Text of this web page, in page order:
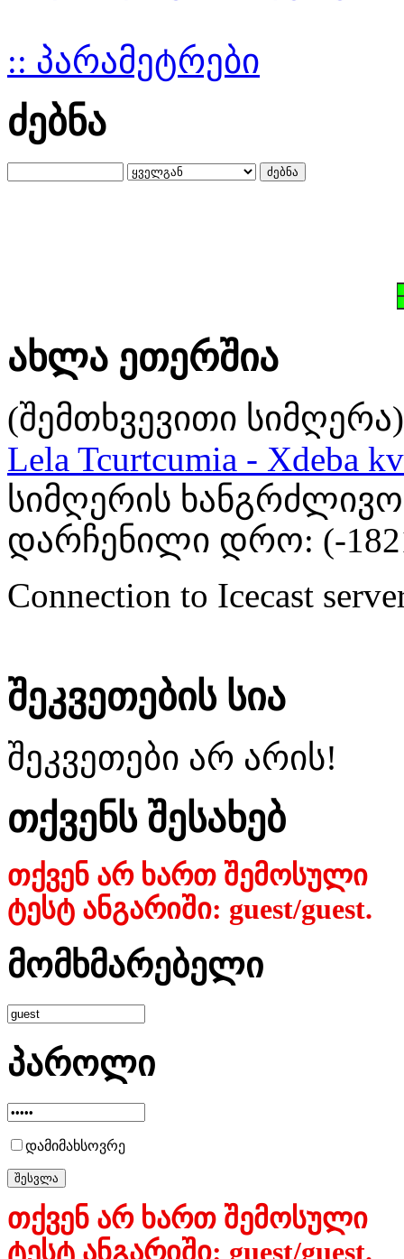
:: პარამეტრები
ძებნა
ახლა ეთერშია
(შემთხვევითი სიმღერა)
Lela Tcurtcumia - Xdeba
სიმღერის
დარჩენილი დრო: (-
Connection to Icecast
შეკვეთების სია
შეკვეთები არ არის!
თქვენს შესახებ
თქვენ არ ხართ შემოსული
ტესტ ანგარიში: guest/guest.
მომხმარებელი
პაროლი
დამიმახსოვრე
თქვენ არ ხართ შემოსული
ტესტ ანგარიში: guest/guest.